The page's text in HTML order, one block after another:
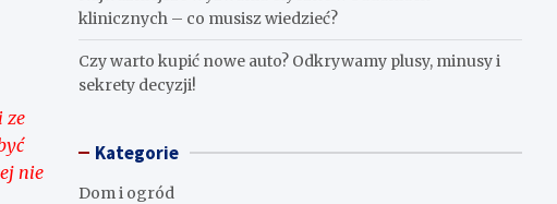
ze
nie
klinicznych – co musisz wiedzieć?
Czy warto kupić nowe auto? Odkrywamy plusy, minusy i
sekrety decyzji!
Kategorie
Dom i ogród